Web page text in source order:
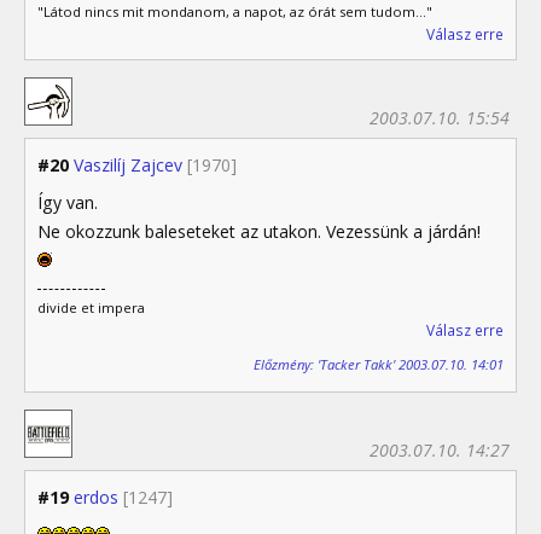
"Látod nincs mit mondanom, a napot, az órát sem tudom..."
Válasz erre
#20 Vaszilíj Zajcev [1970]
2003.07.10. 15:54
Így van.
Ne okozzunk baleseteket az utakon. Vezessünk a járdán!
divide et impera
Válasz erre
Előzmény: 'Tacker Takk' 2003.07.10. 14:01
#19 erdos [1247]
2003.07.10. 14:27